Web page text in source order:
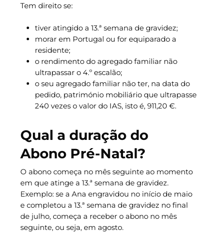
Tem direito se:
tiver atingido a 13.ª semana de gravidez;
morar em Portugal ou for equiparado a
residente;
o rendimento do agregado familiar não
ultrapassar o 4.º escalão;
o seu agregado familiar não ter, na data do
pedido, património mobiliário que ultrapasse
240 vezes o valor do IAS, isto é, 911,20 €.
Qual a duração do
Abono Pré-Natal?
O abono começa no mês seguinte ao momento
em que atinge a 13.ª semana de gravidez.
Exemplo: se a Ana engravidou no início de maio
e completou a 13.ª semana de gravidez no final
de julho, começa a receber o abono no mês
seguinte, ou seja, em agosto.